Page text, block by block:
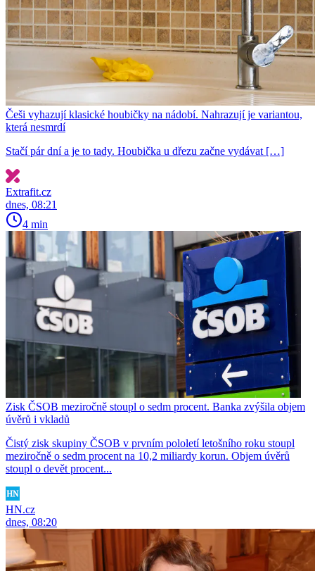
Češi vyhazují klasické houbičky na nádobí. Nahrazují je variantou,
která nesmrdí
Stačí pár dní a je to tady. Houbička u dřezu začne vydávat […]
Extrafit.cz
dnes, 08:21
4 min
Zisk ČSOB meziročně stoupl o sedm procent. Banka zvýšila objem
úvěrů i vkladů
Čistý zisk skupiny ČSOB v prvním pololetí letošního roku stoupl
meziročně o sedm procent na 10,2 miliardy korun. Objem úvěrů
stoupl o devět procent...
HN.cz
dnes, 08:20